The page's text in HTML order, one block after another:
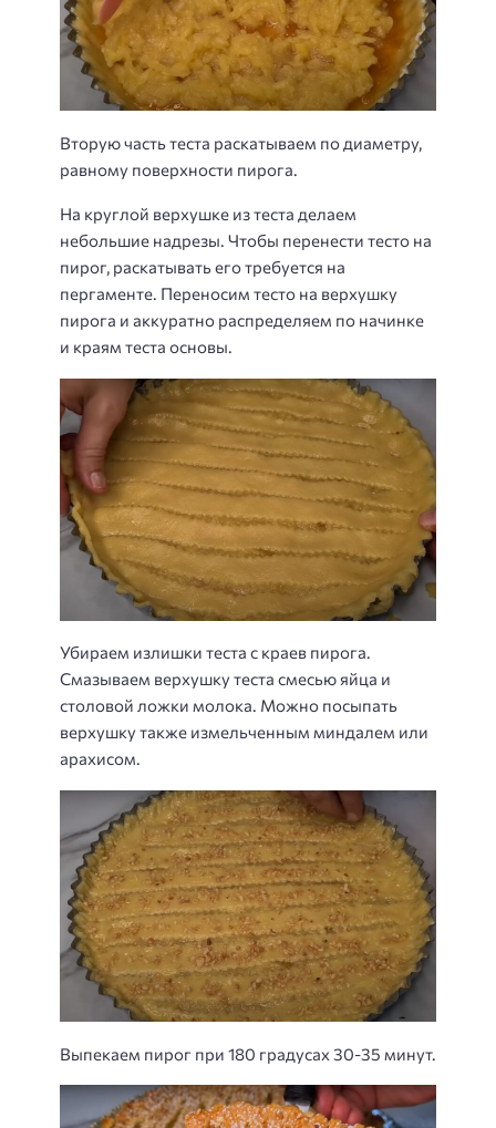
Вторую часть теста раскатываем по диаметру,
равному поверхности пирога.
На круглой верхушке из теста делаем
небольшие надрезы. Чтобы перенести тесто на
пирог, раскатывать его требуется на
пергаменте. Переносим тесто на верхушку
пирога и аккуратно распределяем по начинке
и краям теста основы.
Убираем излишки теста с краев пирога.
Смазываем верхушку теста смесью яйца и
столовой ложки молока. Можно посыпать
верхушку также измельченным миндалем или
арахисом.
Выпекаем пирог при 180 градусах 30-35 минут.